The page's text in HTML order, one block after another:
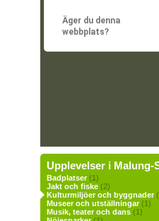
Äger du denna
webbplats?
Upplevelser i Malung-
Badplatser(1)
Jakt och fiske (2)
Kulturmiljöer och byggnader
Museer och utställningar(1)
Musik, teater och dans (1)